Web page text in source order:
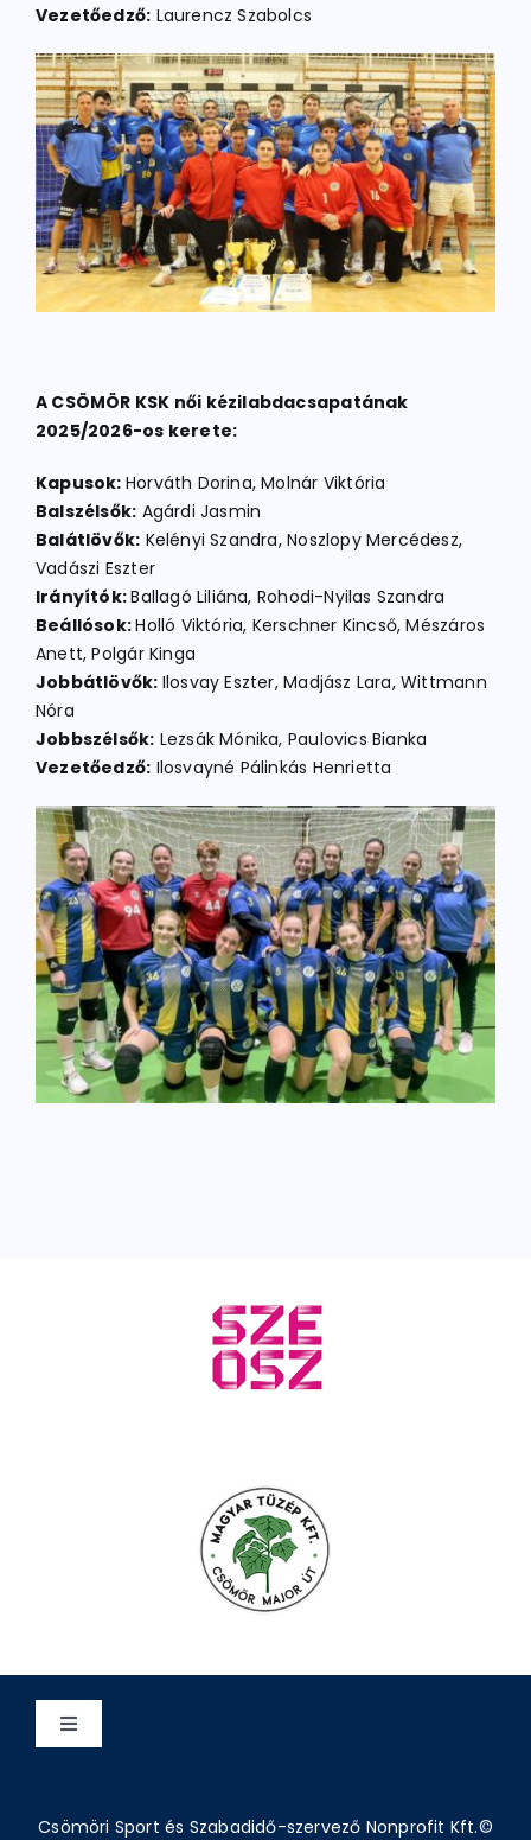
PÁLYÁK
ELÉRHETŐSÉGEK
TAGDÍJ BEFIZETÉS
Vezetőedző: Laurencz Szabolcs
A CSÖMÖR KSK női kézilabdacsapatának
2025/2026-os kerete:
Kapusok: Horváth Dorina, Molnár Viktória
Balszélsők: Agárdi Jasmin
Balátlövők: Kelényi Szandra, Noszlopy Mercédesz,
Vadászi Eszter
Irányítók:Ballagó Liliána, Rohodi-Nyilas Szandra
Beállósok:Holló Viktória, Kerschner Kincső, Mészáros
Anett, Polgár Kinga
Jobbátlövők: Ilosvay Eszter, Madjász Lara, Wittmann
Nóra
Jobbszélsők: Lezsák Mónika, Paulovics Bianka
Vezetőedző: Ilosvayné Pálinkás Henrietta
Toggle
Csömöri Sport és Szabadidő-szervező Nonprofit Kft.©